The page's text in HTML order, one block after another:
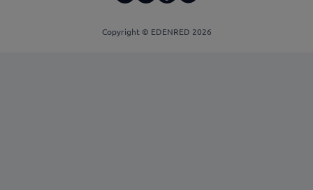
Copyright © EDENRED 2026